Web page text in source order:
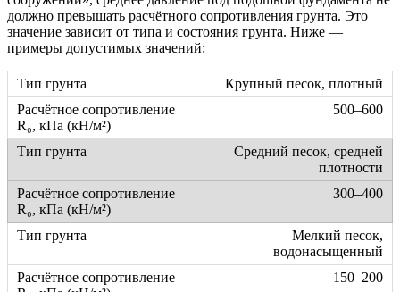
должно превышать расчётного сопротивления грунта. Это
значение зависит от типа и состояния грунта. Ниже —
примеры допустимых значений:
Крупный песок, плотный
500–600
Средний песок, средней
плотности
300–400
Мелкий песок,
водонасыщенный
150–200